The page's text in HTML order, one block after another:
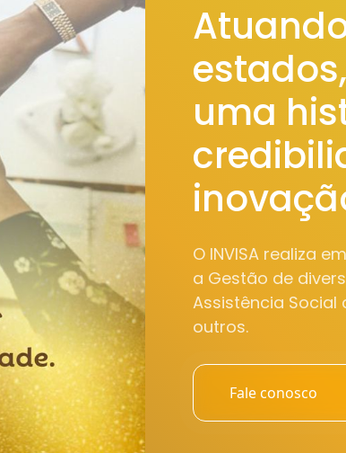
uma
O INVISA realiza
a Gestão de
Assistência Social
outros.
Fale conosco